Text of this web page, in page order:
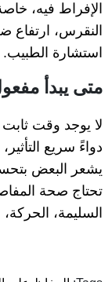
الإفراط فيه،
النقرس، ارتفاع
استشارة الطبيب.
متى يبدأ
لا يوجد وقت
دواءً سريع
يشعر البعض
تحتاج صحة
السليمة،